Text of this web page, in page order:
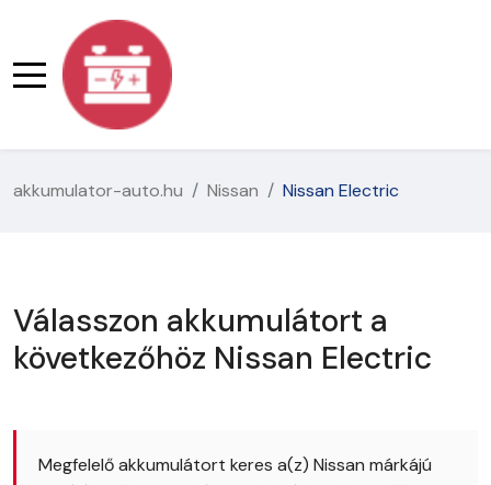
akkumulator-auto.hu Nissan Nissan Electric
Válasszon akkumulátort a
következőhöz Nissan Electric
Megfelelő akkumulátort keres a(z) Nissan márkájú